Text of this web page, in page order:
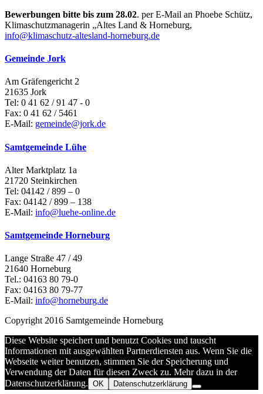
Bewerbungen bitte bis zum 28.02. per E-Mail an Phoebe Schütz,
Klimaschutzmanagerin „Altes Land & Horneburg,
info@klimaschutz-altesland-horneburg.de
Gemeinde Jork
Am Gräfengericht 2
21635 Jork
Tel: 0 41 62 / 91 47 - 0
Fax: 0 41 62 / 5461
E-Mail: gemeinde@jork.de
Samtgemeinde Lühe
Alter Marktplatz 1a
21720 Steinkirchen
Tel: 04142 / 899 – 0
Fax: 04142 / 899 – 138
E-Mail: info@luehe-online.de
Samtgemeinde Horneburg
Lange Straße 47 / 49
21640 Horneburg
Tel.: 04163 80 79-0
Fax: 04163 80 79-77
E-Mail: info@horneburg.de
Copyright 2016 Samtgemeinde Horneburg
Diese Website speichert und benutzt Cookies und tauscht
Informationen mit ausgewählten Partnerdiensten aus. Wenn Sie die
Webseite weiter benutzen, stimmen Sie der Speicherung und
Verwendung der Daten für diesen Zweck zu. Mehr dazu in der
Datenschutzerklärung. OK Datenschutzerklärung